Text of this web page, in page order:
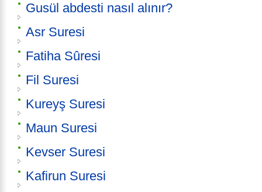
Gusül abdesti nasıl alınır?
Asr Suresi
Fatiha Sûresi
Fil Suresi
Kureyş Suresi
Maun Suresi
Kevser Suresi
Kafirun Suresi